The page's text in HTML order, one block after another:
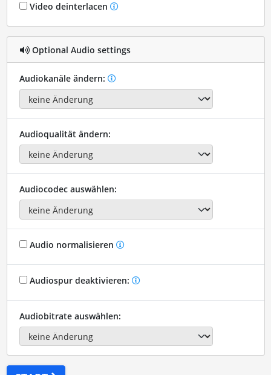
Video deinterlacen
Optional Audio settings
Audiokanäle ändern:
Audioqualität ändern:
Audiocodec auswählen:
Audio normalisieren
Audiospur deaktivieren:
Audiobitrate auswählen: